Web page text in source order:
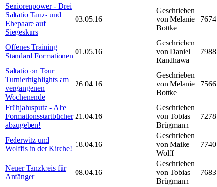
Seniorenpower - Drei
Saltatio Tanz- und
Ehepaare auf
Siegeskurs
03.05.16
Geschrieben
von Melanie
Bottke
7674
Offenes Training
Standard Formationen
01.05.16
Geschrieben
von Daniel
Randhawa
7988
Saltatio on Tour -
Turnierhighlights am
vergangenen
Wochenende
26.04.16
Geschrieben
von Melanie
Bottke
7566
Frühjahrsputz - Alte
Formationsstartbücher
abzugeben!
21.04.16
Geschrieben
von Tobias
Brügmann
7278
Federwitz und
Wolffis in der Kirche!
18.04.16
Geschrieben
von Maike
Wolff
7740
Neuer Tanzkreis für
Anfänger
08.04.16
Geschrieben
von Tobias
Brügmann
7683